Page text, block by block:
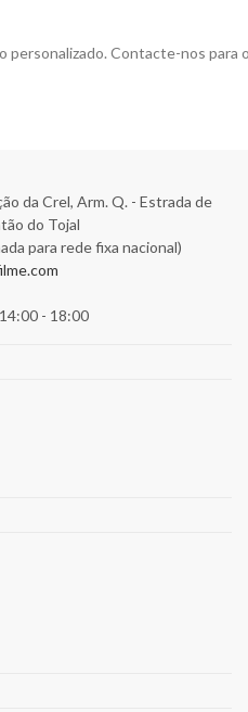
personalizado. Contacte-nos para
da Crel, Arm. Q. - Estrada de
do Tojal
para rede fixa nacional)
- 18:00